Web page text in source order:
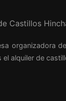
organizadora
el alquiler de